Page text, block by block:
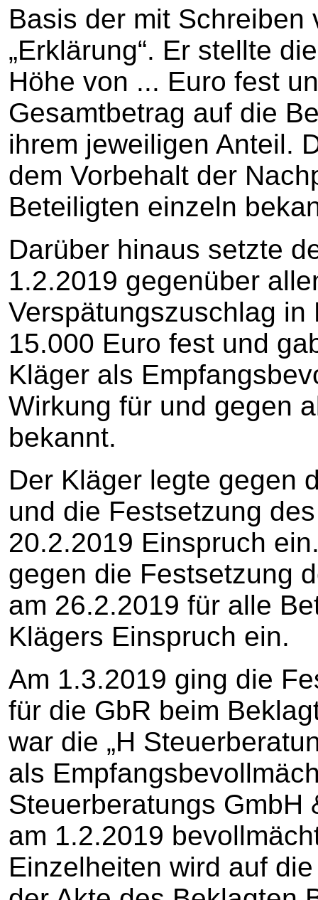
Basis der mit
„Erklärung“. Er stellte
Höhe von ... Euro fest
Gesamtbetrag auf die
ihrem jeweiligen Anteil.
dem Vorbehalt der
Beteiligten einzeln
Darüber hinaus setzte
1.2.2019 gegenüber
Verspätungszuschlag
15.000 Euro fest und
Kläger als
Wirkung für und gegen
bekannt.
Der Kläger legte gegen
und die Festsetzung
20.2.2019 Einspruch
gegen die Festsetzung
am 26.2.2019 für alle
Klägers Einspruch ein.
Am 1.3.2019 ging die
für die GbR beim
war die „H
als
Steuerberatungs GmbH
am 1.2.2019
Einzelheiten wird auf